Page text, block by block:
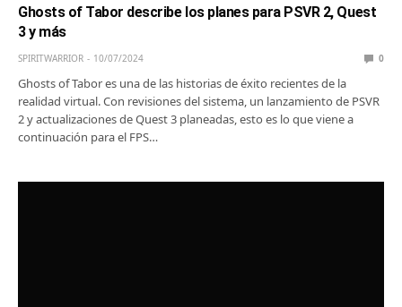
Ghosts of Tabor describe los planes para PSVR 2, Quest
3 y más
SPIRITWARRIOR 10/07/2024 0
Ghosts of Tabor es una de las historias de éxito recientes de la
realidad virtual. Con revisiones del sistema, un lanzamiento de PSVR
2 y actualizaciones de Quest 3 planeadas, esto es lo que viene a
continuación para el FPS…